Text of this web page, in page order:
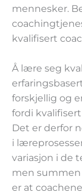
mennesker.
kvalifisert
Å lære seg
forskjellig og
fordi
Det er derfor
i
variasjon i de
men summen
er at